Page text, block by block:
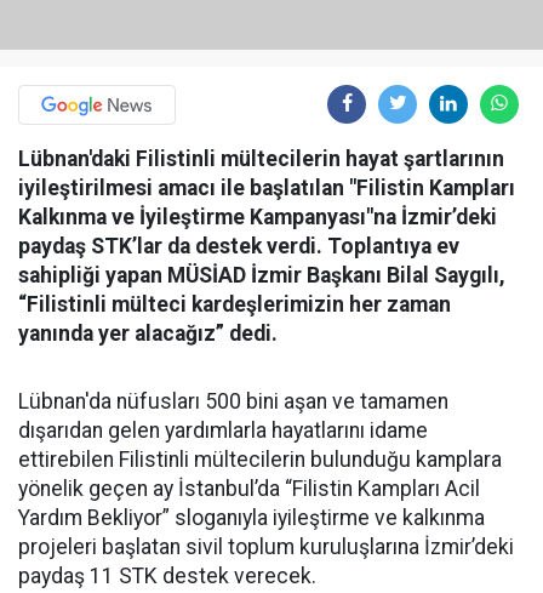
Lübnan'daki Filistinli mültecilerin hayat şartlarının
iyileştirilmesi amacı ile başlatılan "Filistin Kampları
Kalkınma ve İyileştirme Kampanyası"na İzmir’deki
paydaş STK’lar da destek verdi. Toplantıya ev
sahipliği yapan MÜSİAD İzmir Başkanı Bilal Saygılı,
“Filistinli mülteci kardeşlerimizin her zaman
yanında yer alacağız” dedi.
Lübnan'da nüfusları 500 bini aşan ve tamamen
dışarıdan gelen yardımlarla hayatlarını idame
ettirebilen Filistinli mültecilerin bulunduğu kamplara
yönelik geçen ay İstanbul’da “Filistin Kampları Acil
Yardım Bekliyor” sloganıyla iyileştirme ve kalkınma
projeleri başlatan sivil toplum kuruluşlarına İzmir’deki
paydaş 11 STK destek verecek.